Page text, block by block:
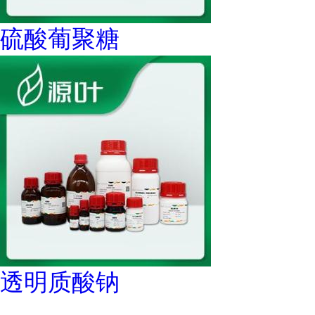
硫酸葡聚糖
透明质酸钠